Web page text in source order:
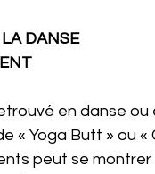
DANSE
en danse ou
« Yoga Butt » ou «
peut se